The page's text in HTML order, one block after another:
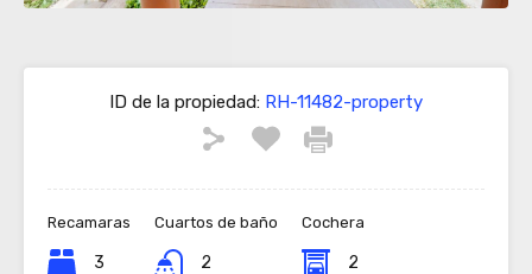
ID de la propiedad: RH-11482-property
Recamaras
3
Cuartos de baño
2
Cochera
2